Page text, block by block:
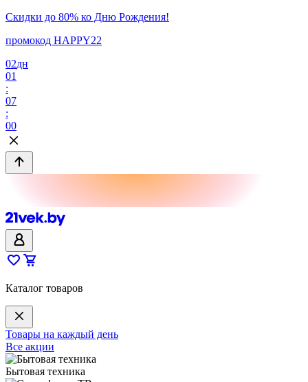
Скидки до 80% ко Дню Рождения!
промокод HAPPY22
02дн
01
:
07
:
00
Каталог товаров
Товары на каждый день
Все акции
Бытовая техника